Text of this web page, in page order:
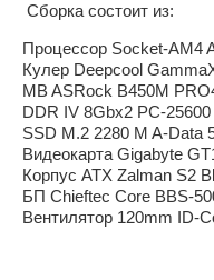
Сборка состоит из:
Процессор Socket-AM4
Кулер Deepcool
MB ASRock B450M
DDR IV 8Gbх2 PC-
SSD M.2 2280 M A-Data
Видеокарта Gigabyte
Корпус ATX Zalman S2
БП Chieftec Core BBS-
Вентилятор 120mm ID-